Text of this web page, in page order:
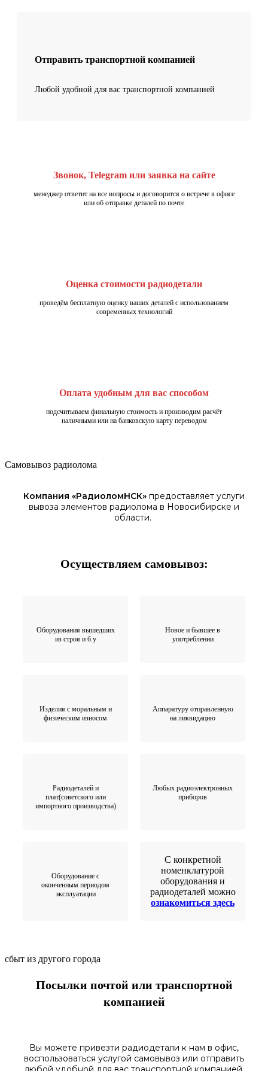
Отправить транспортной компанией
Любой удобной для вас транспортной компанией
Звонок, Telegram или заявка на сайте
менеджер ответит на все вопросы и договорится о встрече в офисе
или об отправке деталей по почте
Оценка стоимости радиодетали
проведём бесплатную оценку ваших деталей с использованием
современных технологий
Оплата удобным для вас способом
подсчитываем финальную стоимость и производим расчёт
наличными или на банковскую карту переводом
Самовывоз радиолома
Компания «РадиоломНСК» предоставляет услуги
вывоза элементов радиолома в Новосибирске и
области.
Осуществляем самовывоз:
Оборудования вышедших
из строя и б.у
Новое и бывшее в
употреблении
Изделия с моральным и
физическим износом
Аппаратуру отправленную
на ликвидацию
Радиодеталей и
плат(советского или
импортного производства)
Любых радиоэлектронных
приборов
Оборудование с
оконченным периодом
эксплуатации
С конкретной
номенклатурой
оборудования и
радиодеталей можно
ознакомиться здесь
сбыт из другого города
Посылки почтой или транспортной
компанией
Вы можете привезти радиодетали к нам в офис,
воспользоваться услугой самовывоз или отправить